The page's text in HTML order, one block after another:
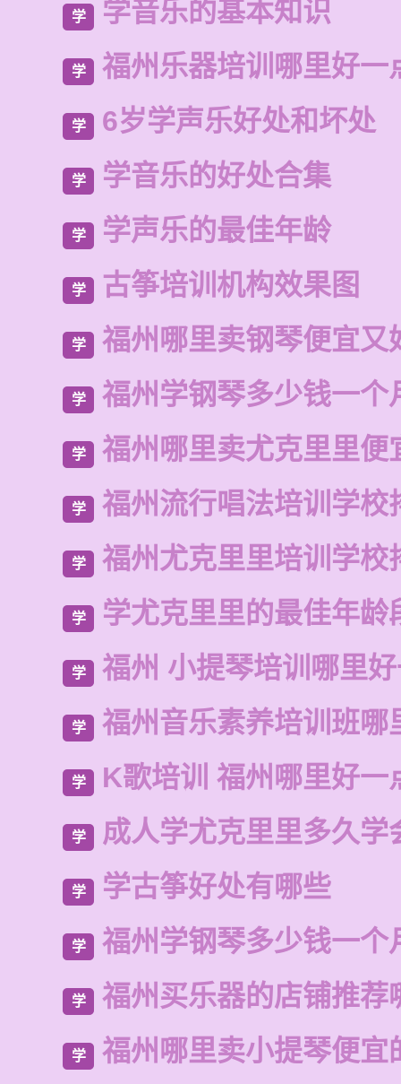
学 学音乐的基本知识
学 福州乐器培训哪里好一
学 6岁学声乐好处和坏处
学 学音乐的好处合集
学 学声乐的最佳年龄
学 古筝培训机构效果图
学 福州哪里卖钢琴便宜又
学 福州学钢琴多少钱一个
学 福州哪里卖尤克里里便
学 福州流行唱法培训学校
学 福州尤克里里培训学校
学 学尤克里里的最佳年龄
学 福州 小提琴培训哪里
学 福州音乐素养培训班哪
学 K歌培训 福州哪里好一
学 成人学尤克里里多久学
学 学古筝好处有哪些
学 福州学钢琴多少钱一个
学 福州买乐器的店铺推荐
学 福州哪里卖小提琴便宜